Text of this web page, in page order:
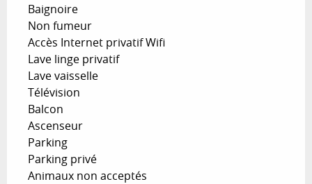
Baignoire
Non fumeur
Accès Internet privatif Wifi
Lave linge privatif
Lave vaisselle
Télévision
Balcon
Ascenseur
Parking
Parking privé
Animaux non acceptés